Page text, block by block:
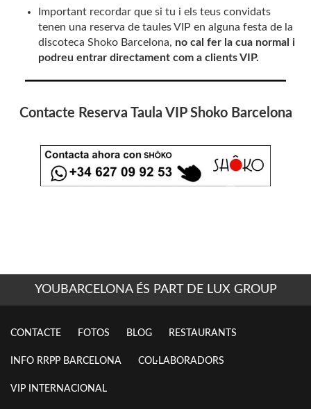
Important recordar que si tu i els teus convidats
tenen una reserva de taules VIP en alguna festa de la
discoteca Shoko Barcelona, no cal fer la cua normal i
podreu entrar directament com a clients VIP.
Contacte Reserva Taula VIP Shoko Barcelona
YOUBARCELONA ÉS PART DE LUX GROUP
CONTACTE FOTOS BLOG RESTAURANTS
INFO RRPP BARCELONA COL·LABORADORS
VIP INTERNACIONAL